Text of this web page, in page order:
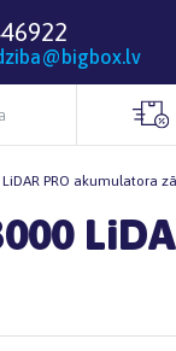
LiDAR PRO